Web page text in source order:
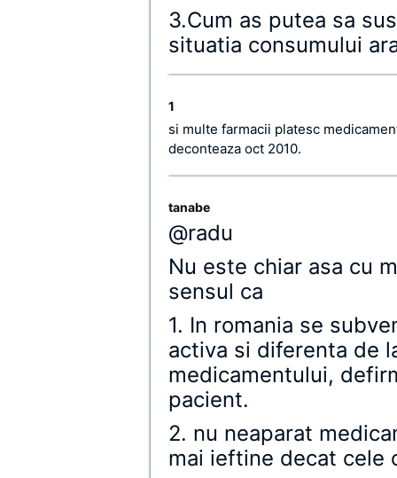
3.Cum as putea sa
situatia consumului
1
si multe farmacii platesc
deconteaza oct 2010.
tanabe
@radu
Nu este chiar asa cu
sensul ca
1. In romania se
activa si diferenta de
medicamentului,
pacient.
2. nu neaparat
mai ieftine decat cele